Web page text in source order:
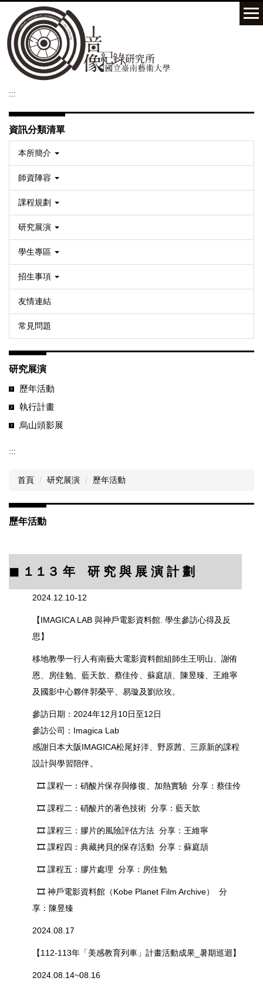
到
主
要
內
:::
資訊分類清單
本所簡介
師資陣容
課程規劃
研究展演
學生專區
招生事項
友情連結
常見問題
研究展演
歷年活動
執行計畫
烏山頭影展
:::
首頁 研究展演 歷年活動
歷年活動
◼︎ １１３ 年 研 究 與 展 演 計 劃
2024.12.10-12
【IMAGICA LAB 與神戶電影資料館. 學生參訪心得及反
思】
移地教學一行人有南藝大電影資料館組師生王明山、謝侑
恩、房佳勉、藍天歆、蔡佳伶、蘇庭頡、陳昱臻、王維寧
及國影中心夥伴郭榮平、易璇及劉欣玫。
參訪日期：2024年12月10日至12日
參訪公司：Imagica Lab
感謝日本大阪IMAGICA松尾好洋、野原茜、三原新的課程
設計與學習陪伴。
🎞️ 課程一：硝酸片保存與修復、加熱實驗 分享：蔡佳伶
🎞️ 課程二：硝酸片的著色技術 分享：藍天歆
🎞️ 課程三：膠片的風險評估方法 分享：王維寧
🎞️ 課程四：典藏拷貝的保存活動 分享：蘇庭頡
🎞️ 課程五：膠片處理 分享：房佳勉
🎞️ 神戶電影資料館（Kobe Planet Film Archive） 分
享：陳昱臻
2024.08.17
【112-113年「美感教育列車」計畫活動成果_暑期巡迴】
2024.08.14~08.16